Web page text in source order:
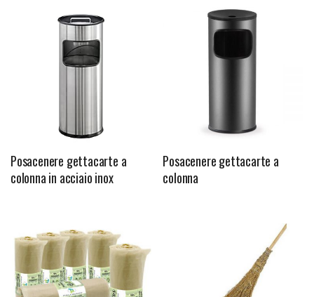
Posacenere gettacarte a
colonna in acciaio inox
Posacenere gettacarte a
colonna